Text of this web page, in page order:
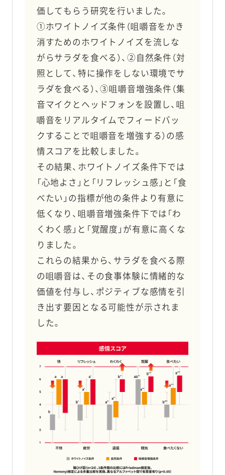
価してもらう研究を行いました。
①ホワイトノイズ条件（咀嚼音をかき
消すためのホワイトノイズを流しな
がらサラダを食べる）、②自然条件（対
照として、特に操作をしない環境でサ
ラダを食べる）、③咀嚼音増強条件（集
音マイクとヘッドフォンを設置し、咀
嚼音をリアルタイムでフィードバッ
クすることで咀嚼音を増強する）の感
情スコアを比較しました。
その結果、ホワイトノイズ条件下では
「心地よさ」と「リフレッシュ感」と「食
べたい」の指標が他の条件より有意に
低くなり、咀嚼音増強条件下では「わ
くわく感」と「覚醒度」が有意に高くな
りました。
これらの結果から、サラダを食べる際
の咀嚼音は、その食事体験に情緒的な
価値を付与し、ポジティブな感情を引
き出す要因となる可能性が示されま
した。